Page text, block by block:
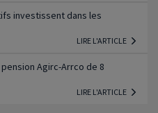
investissent dans les
LIRE L'ARTICLE
Agirc-Arrco de 8
LIRE L'ARTICLE